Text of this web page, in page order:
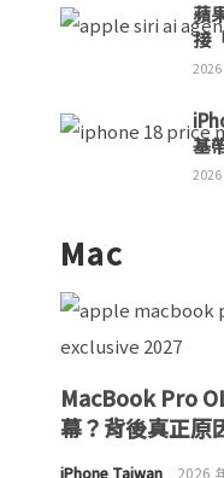
蘋
接
2026
基
2026
Mac
MacBook Pro
幕？背後真正原
iPhone Taiwan 2026